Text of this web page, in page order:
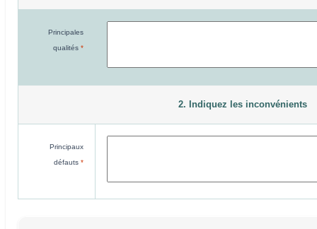
Principales
qualités *
2. Indiquez les inconvénients
Principaux
défauts *